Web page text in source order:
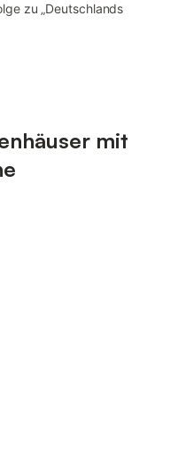
zu „Deutschlands
mit